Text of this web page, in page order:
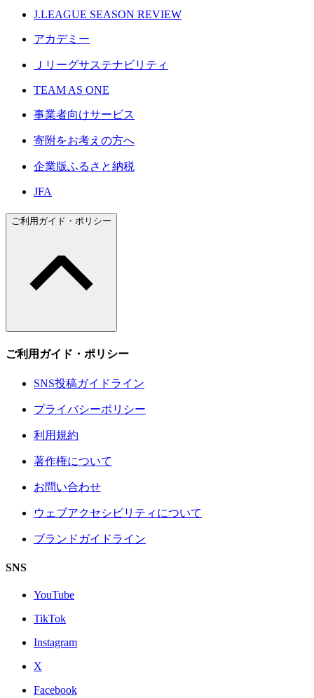
J.LEAGUE SEASON REVIEW
アカデミー
Ｊリーグサステナビリティ
TEAM AS ONE
事業者向けサービス
寄附をお考えの方へ
企業版ふるさと納税
JFA
ご利用ガイド・ポリシー
ご利用ガイド・ポリシー
SNS投稿ガイドライン
プライバシーポリシー
利用規約
著作権について
お問い合わせ
ウェブアクセシビリティについて
ブランドガイドライン
SNS
YouTube
TikTok
Instagram
X
Facebook